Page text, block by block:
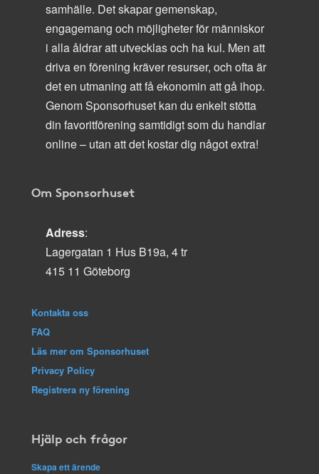
samhälle. Det skapar gemenskap,
engagemang och möjligheter för människor
i alla åldrar att utvecklas och ha kul. Men att
driva en förening kräver resurser, och ofta är
det en utmaning att få ekonomin att gå ihop.
Genom Sponsorhuset kan du enkelt stötta
din favoritförening samtidigt som du handlar
online – utan att det kostar dig något extra!
Om Sponsorhuset
Adress:
Lagergatan 1 Hus B19a, 4 tr
415 11 Göteborg
Kontakta oss
FAQ
Läs mer om Sponsorhuset
Privacy Policy
Registrera ny förening
Hjälp och frågor
Skapa ett ärende